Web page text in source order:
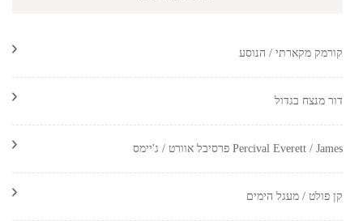
קורמק מקארתי / הנוסע
דור מנצח בגדול
Percival Everett / James פרסיבל אוורט / ג'יימס
קן פולט / מעגל הימים